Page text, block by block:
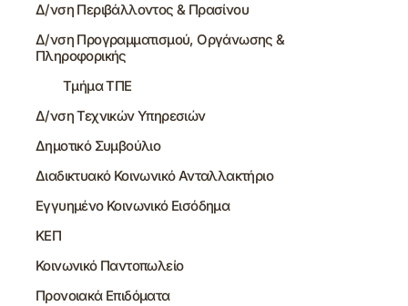
Δ/νση Περιβάλλοντος & Πρασίνου
Δ/νση Προγραμματισμού, Οργάνωσης &
Πληροφορικής
Τμήμα ΤΠΕ
Δ/νση Τεχνικών Υπηρεσιών
Δημοτικό Συμβούλιο
Διαδικτυακό Κοινωνικό Ανταλλακτήριο
Εγγυημένο Κοινωνικό Εισόδημα
ΚΕΠ
Κοινωνικό Παντοπωλείο
Προνοιακά Επιδόματα